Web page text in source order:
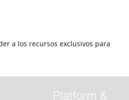
a los recursos exclusivos para